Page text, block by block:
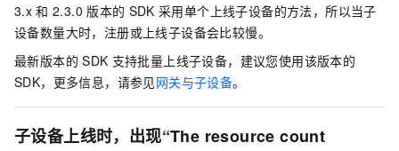
3.x 和 2.3.0 版本的 SDK 采用单个上线子设备的方法，所以当子
设备数量大时，注册或上线子设备会比较慢。
最新版本的 SDK 支持批量上线子设备，建议您使用该版本的
SDK，更多信息，请参见网关与子设备。
子设备上线时，出现“The resource count